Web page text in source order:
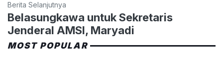
Berita Selanjutnya
Belasungkawa untuk Sekretaris
Jenderal AMSI, Maryadi
MOST POPULAR